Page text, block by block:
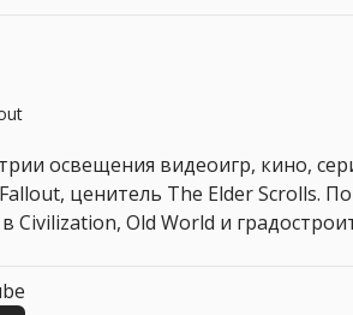
освещения видеоигр, кино,
ценитель The Elder Scrolls.
Civilization, Old World и